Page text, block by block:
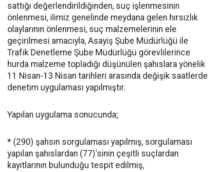
sattığı değerlendirildiğinden, suç işlenmesinin
önlenmesi, ilimiz genelinde meydana gelen hırsızlık
olaylarının önlenmesi, suç malzemelerinin ele
geçirilmesi amacıyla, Asayiş Şube Müdürlüğü ile
Trafik Denetleme Şube Müdürlüğü görevlilerince
hurda malzeme topladığı düşünülen şahıslara yönelik
11 Nisan-13 Nisan tarihleri arasında değişik saatlerde
denetim uygulaması yapılmıştır.
Yapılan uygulama sonucunda;
* (290) şahsın sorgulaması yapılmış, sorgulaması
yapılan şahıslardan (77)'sinin çeşitli suçlardan
kayıtlarının bulunduğu tespit edilmiş,